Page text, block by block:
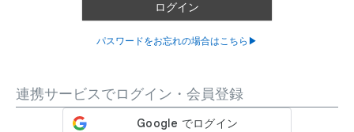
ログイン
パスワードをお忘れの場合はこちら▶
連携サービスでログイン・会員登録